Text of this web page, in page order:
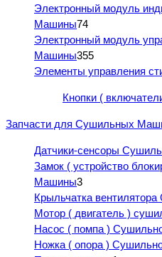
Электронный модуль
Машины74
Электронный модуль
Машины355
Элементы управления
Кнопки (
Запчасти для Сушильных
Датчики-сенсоры
Замок ( устройство
Машины3
Крыльчатка
Мотор ( двигатель )
Насос ( помпа )
Ножка ( опора )